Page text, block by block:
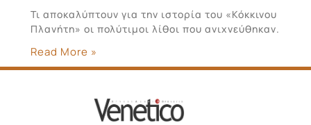
Τι αποκαλύπτουν για την ιστορία του «Κόκκινου
Πλανήτη» οι πολύτιμοι λίθοι που ανιχνεύθηκαν.
Read More »